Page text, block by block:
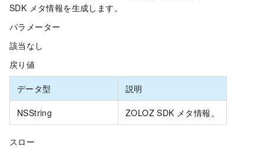
SDK メタ情報を生成します。
パラメーター
該当なし
戻り値
データ型 説明
NSString ZOLOZ SDK メタ情報。
スロー